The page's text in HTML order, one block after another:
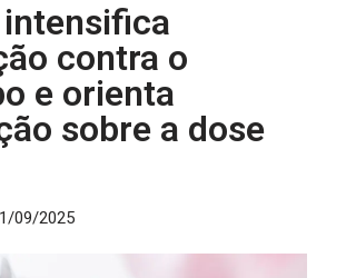
intensifica
contra o
e orienta
sobre a dose
09/2025